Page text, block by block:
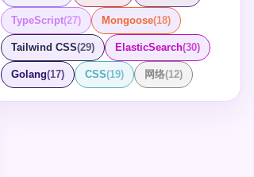
TypeScript(27) Mongoose(18)
Tailwind CSS(29) ElasticSearch(30)
Golang(17) CSS(19) 网络(12)